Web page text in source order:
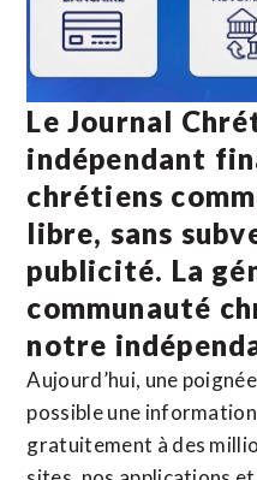
Le Journal
indépendant
chrétiens
libre, sans
publicité. La
communauté
notre
Aujourd’hui, une
possible une
gratuitement à des